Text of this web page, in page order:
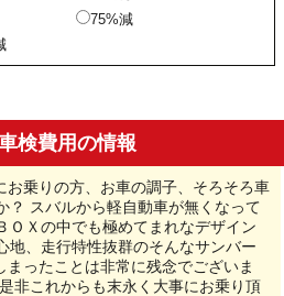
75%減
検費用の情報
お乗りの方、お車の調子、そろそろ車
？ スバルから軽自動車が無くなって
ＯＸの中でも極めてまれなデザイン
地、走行特性抜群のそんなサンバー
ったことは非常に残念でございま
非これからも末永く大事にお乗り頂